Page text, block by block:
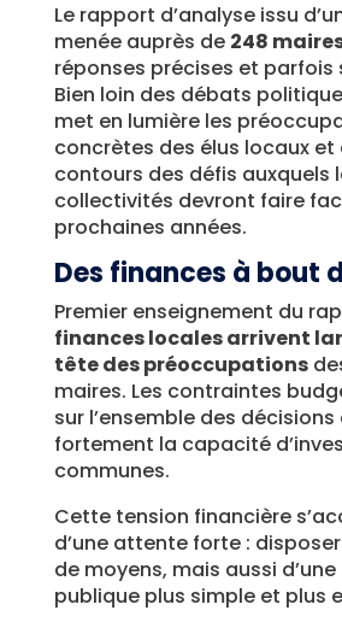
Le rapport d’analyse issu
menée auprès de 248
réponses précises et parfois
Bien loin des débats
met en lumière les
concrètes des élus locaux et
contours des défis auxquels
collectivités devront faire
prochaines années.
Des finances à bout
Premier enseignement du
finances locales arrivent
tête des préoccupations
maires. Les contraintes
sur l’ensemble des
fortement la capacité
communes.
Cette tension financière
d’une attente forte :
de moyens, mais aussi
publique plus simple et plus